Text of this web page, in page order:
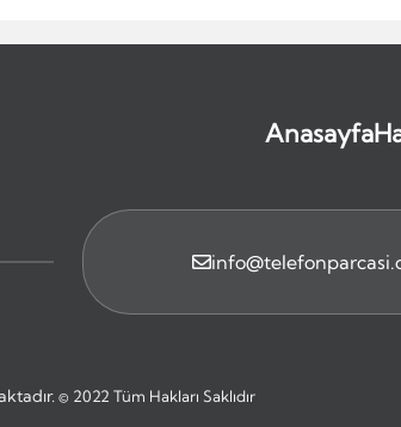
Anasayfa
© 2022 Tüm Hakları Saklıdır